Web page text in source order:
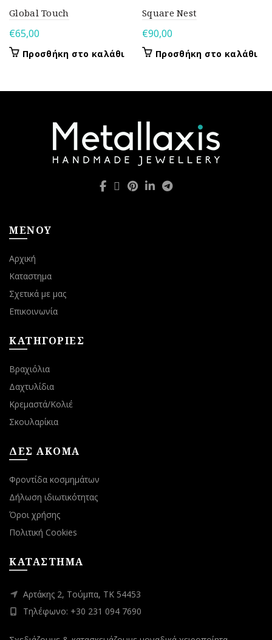
Global Touch
€65,00
Προσθήκη στο καλάθι
Square Nest
€90,00
Προσθήκη στο καλάθι
ΜΕΝΟΥ
Αρχική
Καταστημα
Σχετικά με μας
Επικοινωνία
ΚΑΤΗΓΟΡΙΕΣ
Βραχιόλια
Δαχτυλίδια
Κρεμαστά/Κολιέ
Σκουλαρίκια
ΔΕΣ ΑΚΟΜΑ
Φροντίδα κοσμημάτων
Δήλωση ιδιωτικότητας
Όροι χρήσης
Πολιτική Cookies
ΚΑΤΑΣΤΗΜΑ
Αρτάκης 2, Τούμπα, ΤΚ 54453
Τηλέφωνο: +30 231 094 7690